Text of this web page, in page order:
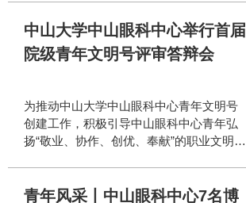
中山大学中山眼科中心举行首届
院级青年文明号评审答辩会
为推动中山大学中山眼科中心青年文明号
创建工作，积极引导中山眼科中心青年弘
扬“敬业、协作、创优、奉献”的职业文明精
山大学中山眼科中心举行了首届院级青年
青年风采丨中山眼科中心7名博